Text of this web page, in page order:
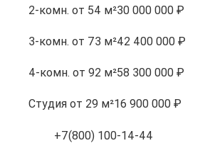
2-комн. от 54 м²30 000 000 ₽
3-комн. от 73 м²42 400 000 ₽
4-комн. от 92 м²58 300 000 ₽
Студия от 29 м²16 900 000 ₽
+7(800) 100-14-44